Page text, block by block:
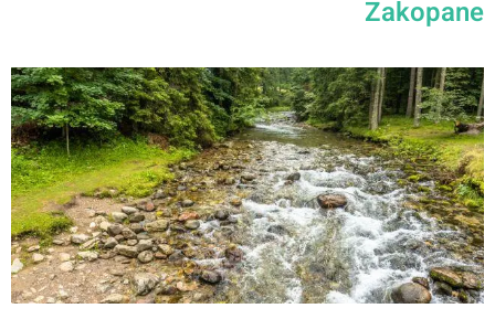
עמק Dolina Strążyska ליד זאקופנה –
מושלם ליום טיול